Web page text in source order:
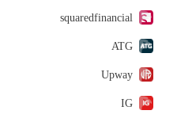
squaredfinancial
ATG
Upway
IG